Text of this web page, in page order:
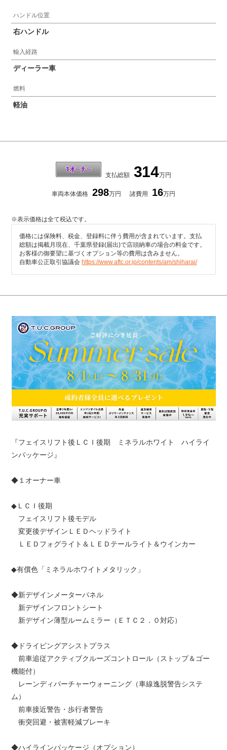
ハンドル位置
右ハンドル
輸入経路
ディーラー車
燃料
軽油
支払総額 314万円
車両本体価格 298万円 諸費用 16万円
※表示価格は全て税込です。
価格には保険料、税金、登録料に伴う費用が含まれています。支払
総額は掲載月現在、千葉県登録(届出)で店頭納車の場合の料金です。
お客様の御要望に基づくオプション等の費用は含みません。
自動車公正取引協議会 https://www.aftc.or.jp/contents/am/shiharai/
『フェイスリフト後ＬＣＩ後期 ミネラルホワイト ハイライ
ンパッケージ』
◆１オーナー車
◆ＬＣＩ後期
フェイスリフト後モデル
変更後デザインＬＥＤヘッドライト
ＬＥＤフォグライト＆ＬＥＤテールライト＆ウインカー
◆有償色「ミネラルホワイトメタリック」
◆新デザインメーターパネル
新デザインフロントシート
新デザイン薄型ルームミラー（ＥＴＣ２．０対応）
◆ドライビングアシストプラス
前車追従アクティブクルーズコントロール（ストップ＆ゴー
機能付）
レーンディパーチャーウォーニング（車線逸脱警告システ
ム）
前車接近警告・歩行者警告
衝突回避・被害軽減ブレーキ
◆ハイラインパッケージ（オプション）